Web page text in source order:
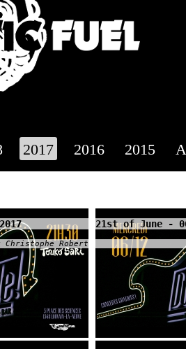
2017 2016 2015
Christophe Robert
21st of June -